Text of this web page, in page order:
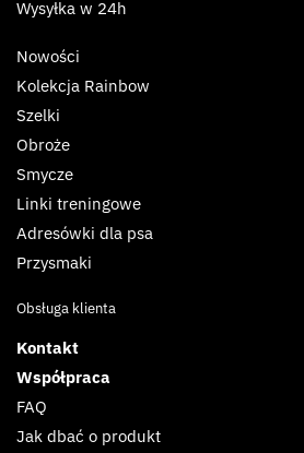
Wysyłka w 24h
Nowości
Kolekcja Rainbow
Szelki
Obroże
Smycze
Linki treningowe
Adresówki dla psa
Przysmaki
Obsługa klienta
Kontakt
Współpraca
FAQ
Jak dbać o produkt